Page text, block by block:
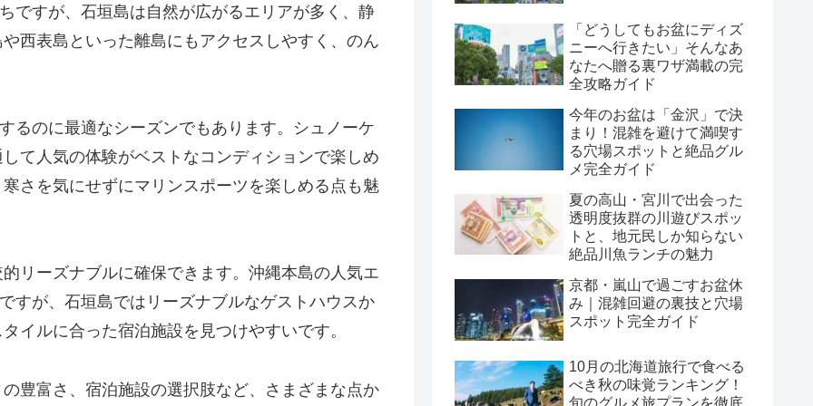
ですが、石垣島は自然が広がるエリアが多く、静
西表島といった離島にもアクセスしやすく、のん
るのに最適なシーズンでもあります。シュノーケ
て人気の体験がベストなコンディションで楽しめ
さを気にせずにマリンスポーツを楽しめる点も魅
リーズナブルに確保できます。沖縄本島の人気エ
すが、石垣島ではリーズナブルなゲストハウスか
イルに合った宿泊施設を見つけやすいです。
豊富さ、宿泊施設の選択肢など、さまざまな点か
「どうしてもお盆にディズ
ニーへ行きたい」そんなあ
なたへ贈る裏ワザ満載の完
全攻略ガイド
今年のお盆は「金沢」で決
まり！混雑を避けて満喫す
る穴場スポットと絶品グル
メ完全ガイド
夏の高山・宮川で出会った
透明度抜群の川遊びスポッ
トと、地元民しか知らない
絶品川魚ランチの魅力
京都・嵐山で過ごすお盆休
み｜混雑回避の裏技と穴場
スポット完全ガイド
10月の北海道旅行で食べる
べき秋の味覚ランキング！
旬のグルメ旅プランを徹底